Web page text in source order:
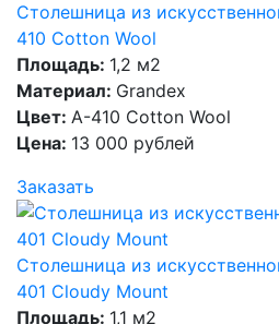
Столешница из
410 Cotton Wool
Площадь: 1,2 м2
Материал: Grandex
Цвет: A-410 Cotton Wool
Цена: 13 000 рублей
Заказать
Столешница из
401 Cloudy Mount
Площадь: 1,1 м2